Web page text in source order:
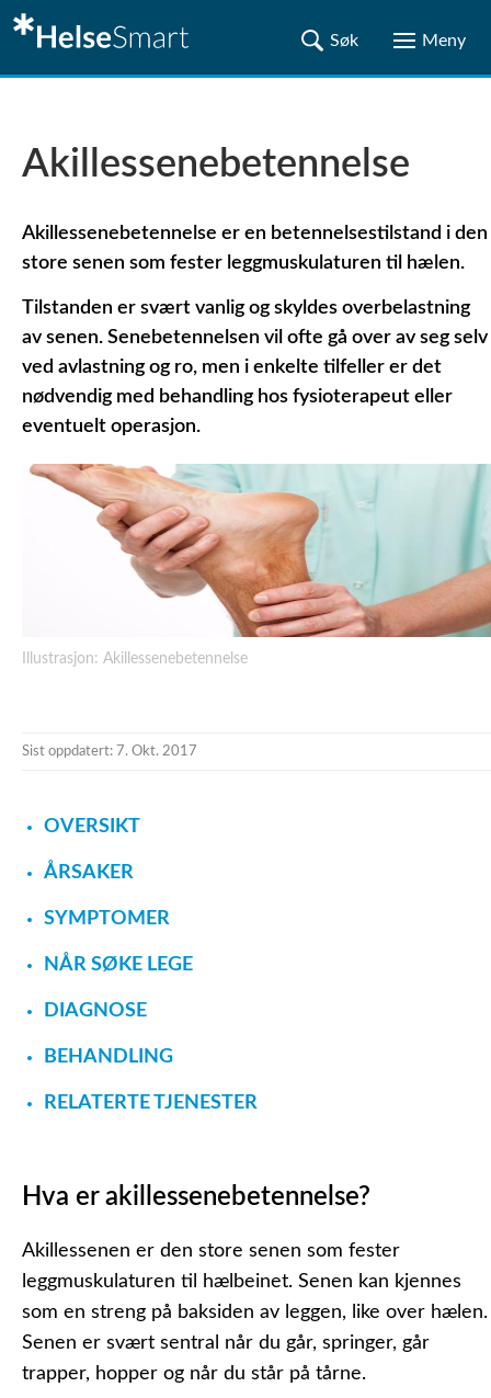
Akillessenebetennelse
Akillessenebetennelse er en betennelsestilstand i den
store senen som fester leggmuskulaturen til hælen.
Tilstanden er svært vanlig og skyldes overbelastning
av senen. Senebetennelsen vil ofte gå over av seg selv
ved avlastning og ro, men i enkelte tilfeller er det
nødvendig med behandling hos fysioterapeut eller
eventuelt operasjon.
Illustrasjon: Akillessenebetennelse
Sist oppdatert: 7. Okt. 2017
OVERSIKT
ÅRSAKER
SYMPTOMER
NÅR SØKE LEGE
DIAGNOSE
BEHANDLING
RELATERTE TJENESTER
Hva er akillessenebetennelse?
Akillessenen er den store senen som fester
leggmuskulaturen til hælbeinet. Senen kan kjennes
som en streng på baksiden av leggen, like over hælen.
Senen er svært sentral når du går, springer, går
trapper, hopper og når du står på tårne.